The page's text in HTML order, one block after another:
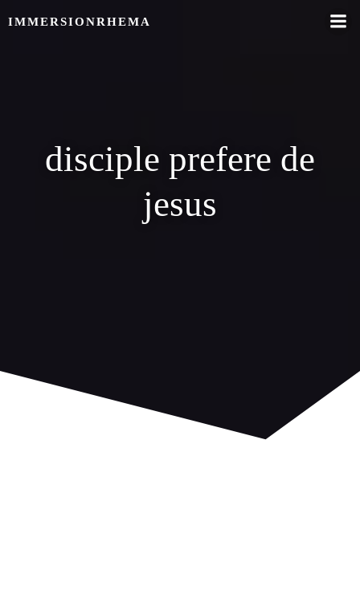
IMMERSIONRHEMA
disciple prefere de
jesus